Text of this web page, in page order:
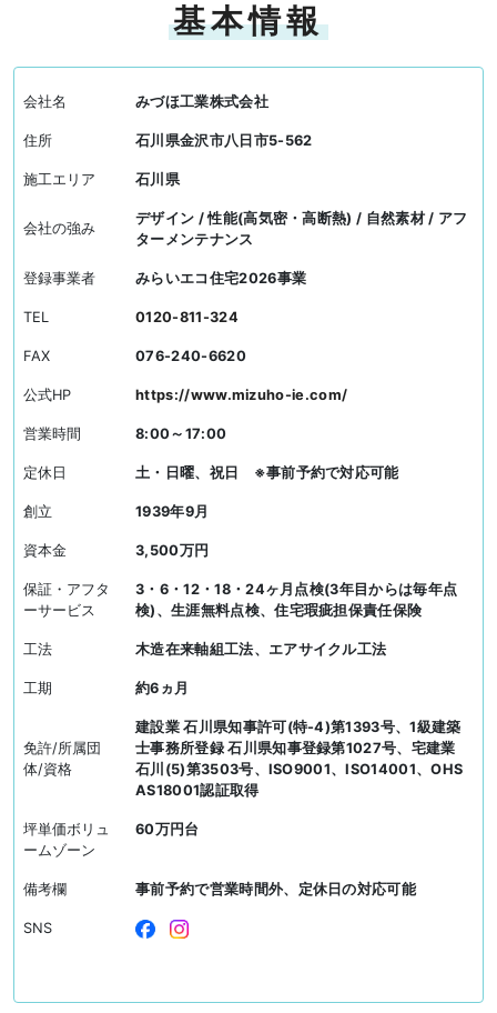
基本情報
会社名 みづほ工業株式会社
住所 石川県金沢市八日市5-562
施工エリア 石川県
会社の強み
デザイン / 性能(高気密・高断熱) / 自然素材 / アフ
ターメンテナンス
登録事業者 みらいエコ住宅2026事業
TEL 0120-811-324
FAX 076-240-6620
公式HP https://www.mizuho-ie.com/
営業時間 8:00～17:00
定休日 土・日曜、祝日 ※事前予約で対応可能
創立 1939年9月
資本金 3,500万円
保証・アフタ
ーサービス
3・6・12・18・24ヶ月点検(3年目からは毎年点
検)、生涯無料点検、住宅瑕疵担保責任保険
工法 木造在来軸組工法、エアサイクル工法
工期 約6ヵ月
免許/所属団
体/資格
建設業 石川県知事許可(特-4)第1393号、1級建築
士事務所登録 石川県知事登録第1027号、宅建業
石川(5)第3503号、ISO9001、ISO14001、OHS
AS18001認証取得
坪単価ボリュ
ームゾーン
60万円台
備考欄 事前予約で営業時間外、定休日の対応可能
SNS